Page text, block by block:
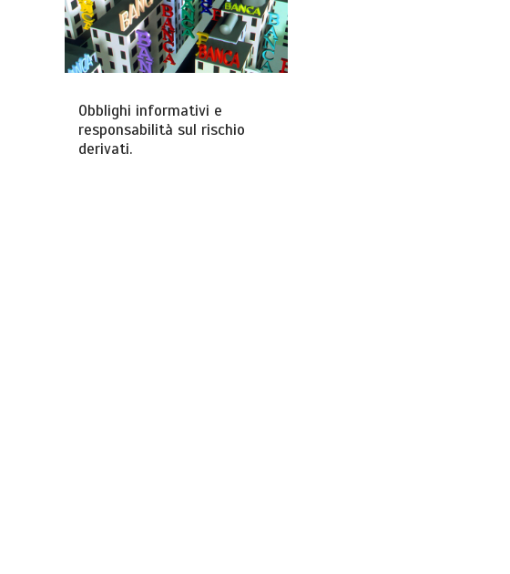
Obblighi informativi e
responsabilità sul rischio
derivati.